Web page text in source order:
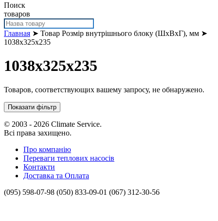
Поиск
товаров
Главная ➤ Товар Розмір внутрішнього блоку (ШхВхГ), мм ➤
1038x325x235
1038x325x235
Товаров, соответствующих вашему запросу, не обнаружено.
Показати фільтр
© 2003 - 2026 Climate Service.
Всі права захищено.
Про компанію
Переваги теплових насосів
Контакти
Доставка та Оплата
(095) 598-07-98 (050) 833-09-01 (067) 312-30-56